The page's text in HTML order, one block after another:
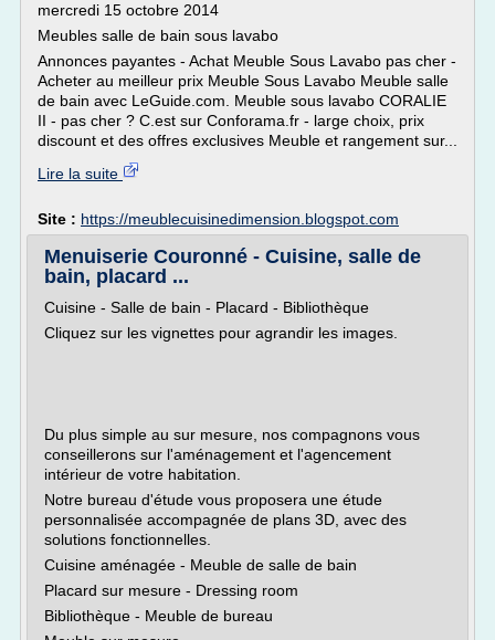
mercredi 15 octobre 2014
Meubles salle de bain sous lavabo
Annonces payantes - Achat Meuble Sous Lavabo pas cher -
Acheter au meilleur prix Meuble Sous Lavabo Meuble salle
de bain avec LeGuide.com. Meuble sous lavabo CORALIE
II - pas cher ? C.est sur Conforama.fr - large choix, prix
discount et des offres exclusives Meuble et rangement sur...
Lire la suite
Site : https://meublecuisinedimension.blogspot.com
Menuiserie Couronné - Cuisine, salle de
bain, placard ...
Cuisine - Salle de bain - Placard - Bibliothèque
Cliquez sur les vignettes pour agrandir les images.
Du plus simple au sur mesure, nos compagnons vous
conseillerons sur l'aménagement et l'agencement
intérieur de votre habitation.
Notre bureau d'étude vous proposera une étude
personnalisée accompagnée de plans 3D, avec des
solutions fonctionnelles.
Cuisine aménagée - Meuble de salle de bain
Placard sur mesure - Dressing room
Bibliothèque - Meuble de bureau